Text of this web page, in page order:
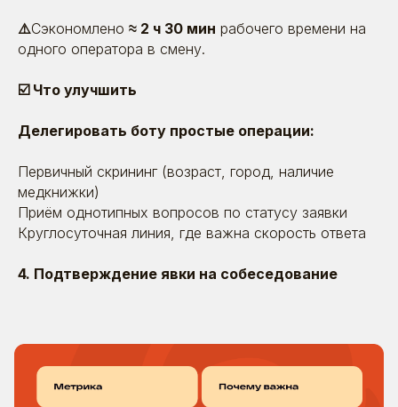
⚠️Сэкономлено ≈ 2 ч 30 мин рабочего времени на
одного оператора в смену.
☑️ Что улучшить
Делегировать боту простые операции:
Первичный скрининг (возраст, город, наличие
медкнижки)
Приём однотипных вопросов по статусу заявки
Круглосуточная линия, где важна скорость ответа
4. Подтверждение явки на собеседование